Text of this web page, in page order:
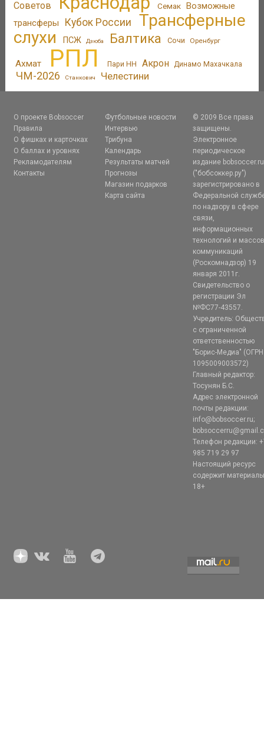
Советов
Семак Возможные
трансферы
Кубок России
Трансферные
слухи
ПСЖ Дзюба Балтика Сочи Оренбург
Ахмат РПЛ Пари НН Акрон Динамо Махачкала
ЧМ-2026 Станкович Челестини
О проекте Bobsoccer
Правила
О фишках и карточках
О баллах и уровнях
Рекламодателям
Контакты
Футбольные новости
Интервью
Трибуна
Календарь
Результаты матчей
Прогнозы
Магазин подарков
Карта сайта
© 2009 Все права
защищены.
Электронное
периодическое
издание bobsoccer.ru
("бобсоккер.ру")
зарегистрировано в
Федеральной
по надзору в сфере
связи,
информационных
технологий и
коммуникаций
(Роскомнадзор) 19
января 2011г.
Свидетельство о
регистрации Эл
№ФС77-43557.
Учредитель:
с ограниченной
ответственностью
"Борис-Медиа" (ОГРН
1095009003572)
Главный редактор:
Тосунян Б.С.
Адрес электронной
почты редакции:
info@bobsoccer.ru;
Телефон редакции:
985 719 29 97
Настоящий ресурс
содержит
18+